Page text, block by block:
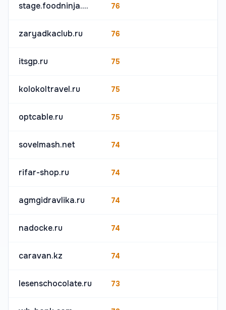
stage.foodninja.pro 76
zaryadkaclub.ru 76
itsgp.ru 75
kolokoltravel.ru 75
optcable.ru 75
sovelmash.net 74
rifar-shop.ru 74
agmgidravlika.ru 74
nadocke.ru 74
caravan.kz 74
lesenschocolate.ru 73